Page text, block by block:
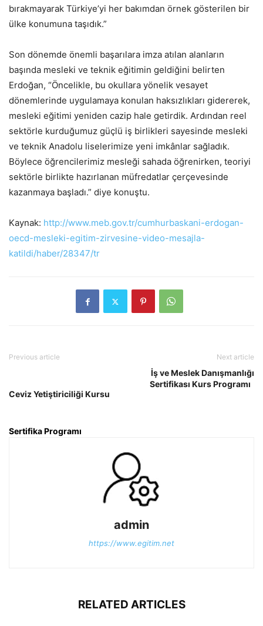
bırakmayarak Türkiye’yi her bakımdan örnek gösterilen bir
ülke konumuna taşıdık.”
Son dönemde önemli başarılara imza atılan alanların
başında mesleki ve teknik eğitimin geldiğini belirten
Erdoğan, “Öncelikle, bu okullara yönelik vesayet
dönemlerinde uygulamaya konulan haksızlıkları gidererek,
mesleki eğitimi yeniden cazip hale getirdik. Ardından reel
sektörle kurduğumuz güçlü iş birlikleri sayesinde mesleki
ve teknik Anadolu liselerimize yeni imkânlar sağladık.
Böylece öğrencilerimiz mesleği sahada öğrenirken, teoriyi
sektörle birlikte hazırlanan müfredatlar çerçevesinde
kazanmaya başladı.” diye konuştu.
Kaynak: http://www.meb.gov.tr/cumhurbaskani-erdogan-
oecd-mesleki-egitim-zirvesine-video-mesajla-
katildi/haber/28347/tr
Previous article
Ceviz Yetiştiriciliği Kursu
Sertifika Programı
Next article
İş ve Meslek Danışmanlığı
Sertifikası Kurs Programı
admin
https://www.egitim.net
RELATED ARTICLES